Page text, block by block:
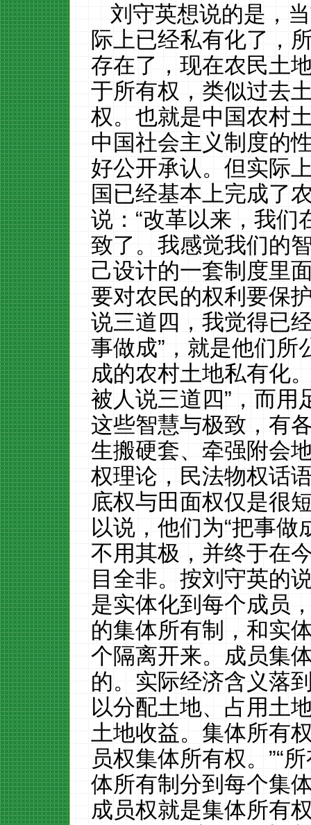
刘守英想说的是，
际上已经私有化了，
存在了，现在农民土
于所有权，类似过去
权。也就是中国农村
中国社会主义制度的
好公开承认。但实际
国已经基本上完成了
说：“改革以来，我们
致了。我感觉我们的
己设计的一套制度里
要对农民的权利要保
说三道四，我觉得已
事做成”，就是他们所
成的农村土地私有化
被人说三道四”，而用
这些智慧与极致，有
生搬硬套、牵强附会
权理论，民法物权话
底权与田面权仅是很
以说，他们为“把事做
不用其极，并终于在
目全非。按刘守英的
是实体化到每个成员
的集体所有制，和实
个隔离开来。成员集
的。实际经济含义落
以分配土地、占用土
土地收益。集体所有
员权集体所有权。”“
体所有制分到每个集
成员权就是集体所有